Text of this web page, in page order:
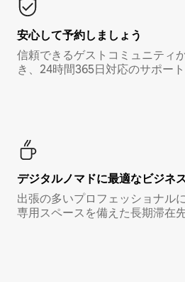
安心して予約しましょう
信頼できるゲストコミュニティ
き、24時間365日対応のサポー
デジタルノマド⁠に最⁠適⁠なビ⁠ジ⁠ネ⁠
出張の多いプロフェッショナル
専用スペースを備えた長期滞在